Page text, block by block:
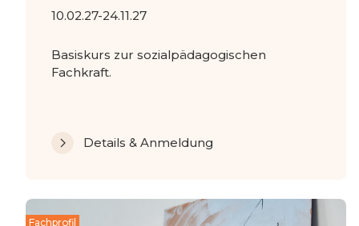
10.02.27-24.11.27
Basiskurs zur sozialpädagogischen
Fachkraft.
Details & Anmeldung
Fachprofil